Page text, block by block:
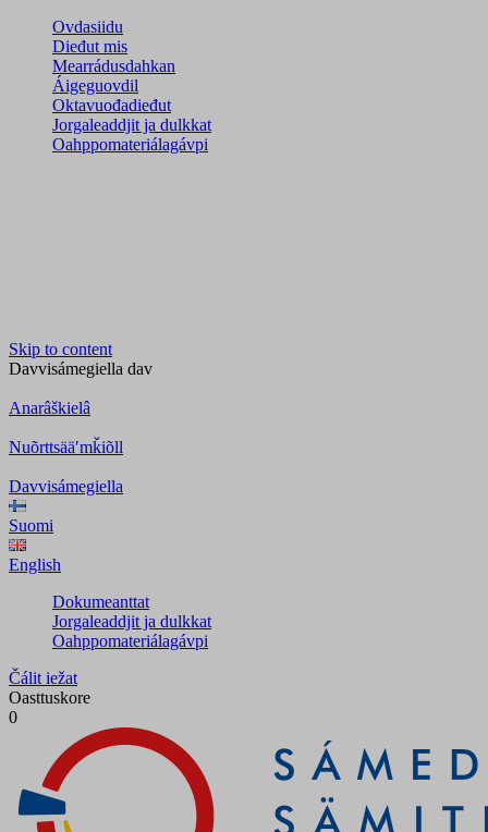
Ovdasiidu
Dieđut mis
Mearrádusdahkan
Áigeguovdil
Oktavuođadieđut
Jorgaleaddjit ja dulkkat
Oahppomateriálagávpi
Skip to content
Davvisámegiella dav
Anarâškielâ
Nuõrttsääʹmǩiõll
Davvisámegiella
Suomi
English
Dokumeanttat
Jorgaleaddjit ja dulkkat
Oahppomateriálagávpi
Čálit iežat
Oasttuskore
0